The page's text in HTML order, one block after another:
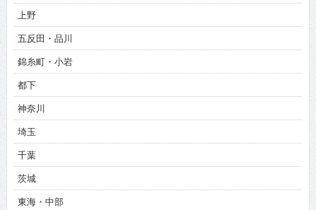
上野
五反田・品川
錦糸町・小岩
都下
神奈川
埼玉
千葉
茨城
東海・中部